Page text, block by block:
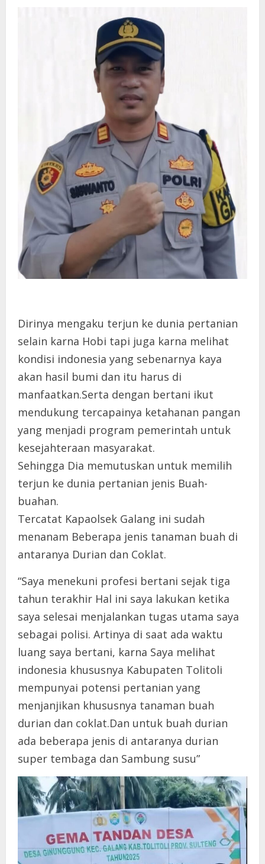
Dirinya mengaku terjun ke dunia pertanian
selain karna Hobi tapi juga karna melihat
kondisi indonesia yang sebenarnya kaya
akan hasil bumi dan itu harus di
manfaatkan.Serta dengan bertani ikut
mendukung tercapainya ketahanan pangan
yang menjadi program pemerintah untuk
kesejahteraan masyarakat.
Sehingga Dia memutuskan untuk memilih
terjun ke dunia pertanian jenis Buah-
buahan.
Tercatat Kapaolsek Galang ini sudah
menanam Beberapa jenis tanaman buah di
antaranya Durian dan Coklat.
“Saya menekuni profesi bertani sejak tiga
tahun terakhir Hal ini saya lakukan ketika
saya selesai menjalankan tugas utama saya
sebagai polisi. Artinya di saat ada waktu
luang saya bertani, karna Saya melihat
indonesia khususnya Kabupaten Tolitoli
mempunyai potensi pertanian yang
menjanjikan khususnya tanaman buah
durian dan coklat.Dan untuk buah durian
ada beberapa jenis di antaranya durian
super tembaga dan Sambung susu”